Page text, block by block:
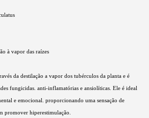
à vapor das raízes
da destilação a vapor dos tubérculos da planta e é
fungicidas. anti-inflamatórias e ansiolíticas. Ele é ideal
e emocional. proporcionando uma sensação de
promover hiperestimulação.